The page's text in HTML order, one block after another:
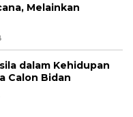
Melainkan
dalam Kehidupan
Calon Bidan